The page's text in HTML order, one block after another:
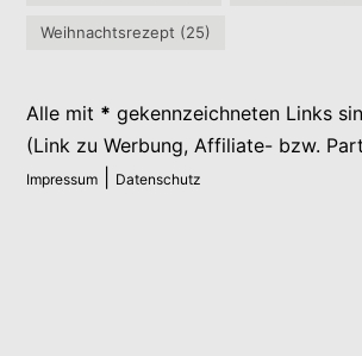
Weihnachtsrezept (25)
Alle mit * gekennzeichneten Links
(Link zu Werbung, Affiliate- bzw.
Impressum Datenschutz